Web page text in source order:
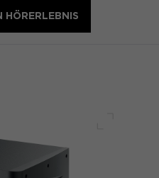
HÖRERLEBNIS